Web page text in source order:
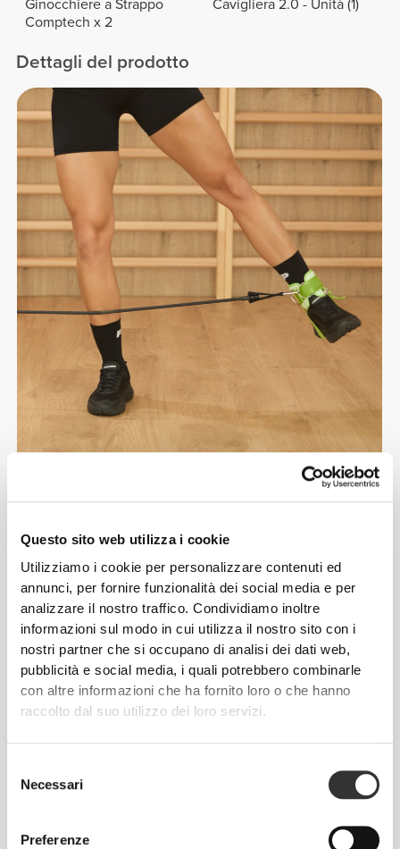
Questo sito web utilizza i cookie
Utilizziamo i cookie per personalizzare contenuti ed
annunci, per fornire funzionalità dei social media e per
analizzare il nostro traffico. Condividiamo inoltre
informazioni sul modo in cui utilizza il nostro sito con i
nostri partner che si occupano di analisi dei dati web,
pubblicità e social media, i quali potrebbero combinarle
con altre informazioni che ha fornito loro o che hanno
raccolto dal suo utilizzo dei loro servizi.
delNecessari
Preferenze
Ginocchiere a Strappo
Comptech x 2
Cavigliera 2.0 - Unità (1)
Dettagli del prodotto
Proteggi il tuo corpo
Attrezzatura che
potenzia le tue
prestazioni
Progettata per atleti e stili di vita attivi, l'attrezzatura
Prozis unisce materiali avanzati a design
anatomici per offrire supporto mirato dove ne hai
più bisogno. Leggeri, comodi e discreti, questi
ripetizione, sollevamento o passo. Realizzati per
adattarsi al tuo corpo e ai tuoi obiettivi, così potrai